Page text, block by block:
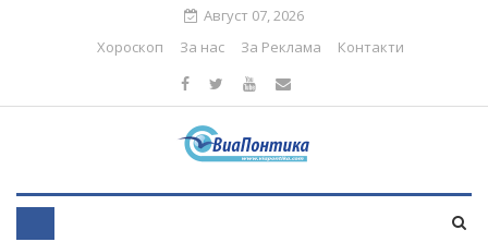
Август 07, 2026
Хороскоп
За нас За Реклама Контакти